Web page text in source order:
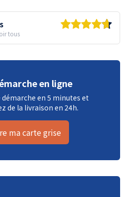
tous
en ligne
démarche en 5 minutes et
de la livraison en 24h.
ma carte grise